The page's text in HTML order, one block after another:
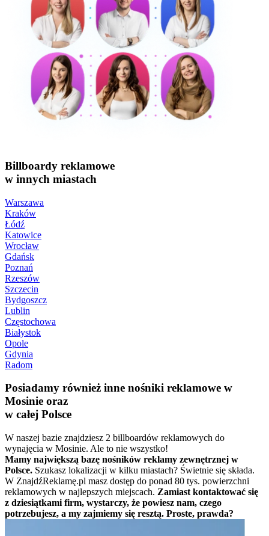
Billboardy reklamowe
w innych miastach
Warszawa
Kraków
Łódź
Katowice
Wrocław
Gdańsk
Poznań
Rzeszów
Szczecin
Bydgoszcz
Lublin
Częstochowa
Białystok
Opole
Gdynia
Radom
Posiadamy również inne nośniki reklamowe w
Mosinie oraz
w całej Polsce
W naszej bazie znajdziesz 2 billboardów reklamowych do
wynajęcia w Mosinie. Ale to nie wszystko!
Mamy największą bazę nośników reklamy zewnętrznej w
Polsce. Szukasz lokalizacji w kilku miastach? Świetnie się składa.
W ZnajdźReklamę.pl masz dostęp do ponad 80 tys. powierzchni
reklamowych w najlepszych miejscach. Zamiast kontaktować się
z dziesiątkami firm, wystarczy, że powiesz nam, czego
potrzebujesz, a my zajmiemy się resztą. Proste, prawda?